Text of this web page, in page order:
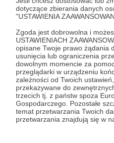
dotyczące zbierania danych
"USTAWIENIA
Zgoda jest dobrowolna i
USTAWIENIACH
opisane Twoje prawo żądania
usunięcia lub ograniczenia
dowolnym momencie za
przeglądarki w urządzeniu
zależności od Twoich
przekazywane do
trzecich tj. z państw spoza
Gospodarczego. Pozostałe
temat przetwarzania Twoich
przetwarzania znajdują się w
Nie ma się co fiksować na
otrzyma kilkaset czołgów
Leopard 1 Leopard 2